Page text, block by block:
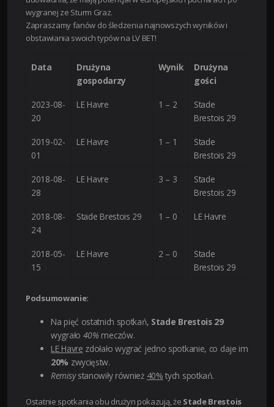
wygranej ze Sturm Graz.
Zapraszamy fanów do śledzenia najnowszych wyników i
obstawiania swoich typów na LV BET!
Data
Drużyna
gospodarzy
Wynik
Drużyna
gości
2023-08-
20
LE Havre 1 – 2
Stade
Brestois 29
2019-02-
01
LE Havre 1 – 1
Stade
Brestois 29
2018-08-
28
LE Havre 3 – 3
Stade
Brestois 29
2018-08-
24
Stade Brestois 29 1 – 0 LE Havre
2018-05-
15
LE Havre 2 – 0
Stade
Brestois 29
Podsumowanie:
Na pięć ostatnich spotkań, Stade Brestois 29
wygrało 40% meczów.
LE Havre zdołało wygrać jedno spotkanie, co daje im
20% zwycięstw.
Remisystanowiły również 40% tych spotkań.
Ostatnie spotkania obu drużyn pokazują, że Stade Brestois